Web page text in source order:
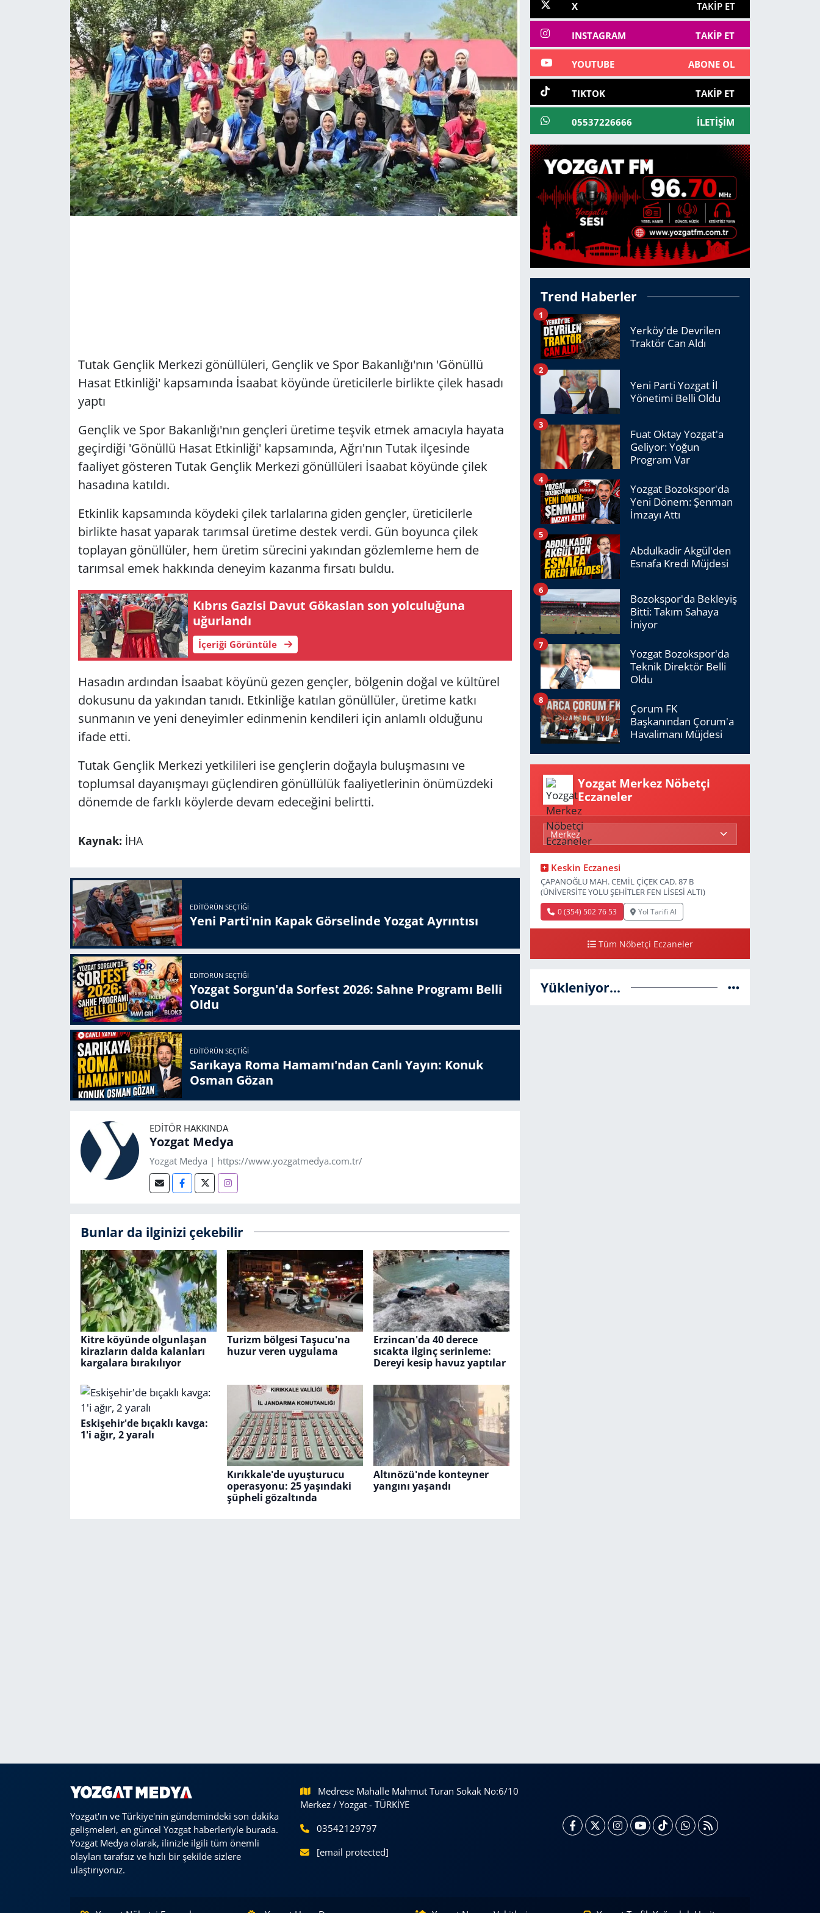
Tutak Gençlik Merkezi gönüllüleri, Gençlik ve Spor Bakanlığı'nın 'Gönüllü
Hasat Etkinliği' kapsamında İsaabat köyünde üreticilerle birlikte çilek hasadı
yaptı
Gençlik ve Spor Bakanlığı'nın gençleri üretime teşvik etmek amacıyla hayata
geçirdiği 'Gönüllü Hasat Etkinliği' kapsamında, Ağrı'nın Tutak ilçesinde
faaliyet gösteren Tutak Gençlik Merkezi gönüllüleri İsaabat köyünde çilek
hasadına katıldı.
Etkinlik kapsamında köydeki çilek tarlalarına giden gençler, üreticilerle
birlikte hasat yaparak tarımsal üretime destek verdi. Gün boyunca çilek
toplayan gönüllüler, hem üretim sürecini yakından gözlemleme hem de
tarımsal emek hakkında deneyim kazanma fırsatı buldu.
Kıbrıs Gazisi Davut Gökaslan son yolculuğuna
uğurlandı
İçeriği Görüntüle
Hasadın ardından İsaabat köyünü gezen gençler, bölgenin doğal ve kültürel
dokusunu da yakından tanıdı. Etkinliğe katılan gönüllüler, üretime katkı
sunmanın ve yeni deneyimler edinmenin kendileri için anlamlı olduğunu
ifade etti.
Tutak Gençlik Merkezi yetkilileri ise gençlerin doğayla buluşmasını ve
toplumsal dayanışmayı güçlendiren gönüllülük faaliyetlerinin önümüzdeki
dönemde de farklı köylerde devam edeceğini belirtti.
Kaynak: İHA
EDITÖRÜN SEÇTIĞI
Yeni Parti'nin Kapak Görselinde Yozgat Ayrıntısı
EDITÖRÜN SEÇTIĞI
Yozgat Sorgun'da Sorfest 2026: Sahne Programı Belli
Oldu
EDITÖRÜN SEÇTIĞI
Sarıkaya Roma Hamamı'ndan Canlı Yayın: Konuk
Osman Gözan
EDITÖR HAKKINDA
Yozgat Medya
Yozgat Medya | https://www.yozgatmedya.com.tr/
Bunlar da ilginizi çekebilir
Kitre köyünde olgunlaşan
kirazların dalda kalanları
kargalara bırakılıyor
Turizm bölgesi Taşucu'na
huzur veren uygulama
Erzincan'da 40 derece
sıcakta ilginç serinleme:
Dereyi kesip havuz yaptılar
Eskişehir'de bıçaklı kavga:
1'i ağır, 2 yaralı
Kırıkkale'de uyuşturucu
operasyonu: 25 yaşındaki
şüpheli gözaltında
Altınözü'nde konteyner
yangını yaşandı
X TAKIP ET
INSTAGRAM TAKIP ET
YOUTUBE ABONE OL
TIKTOK TAKIP ET
05537226666 İLETIŞIM
Trend Haberler
Yerköy'de Devrilen
Traktör Can Aldı
1
Yeni Parti Yozgat İl
Yönetimi Belli Oldu
2
Fuat Oktay Yozgat'a
Geliyor: Yoğun
Program Var
3
Yozgat Bozokspor'da
Yeni Dönem: Şenman
İmzayı Attı
4
Abdulkadir Akgül'den
Esnafa Kredi Müjdesi
5
Bozokspor'da Bekleyiş
Bitti: Takım Sahaya
İniyor
6
Yozgat Bozokspor'da
Teknik Direktör Belli
Oldu
7
Çorum FK
Başkanından Çorum'a
Havalimanı Müjdesi
8
Yozgat Merkez Nöbetçi
Eczaneler
Keskin Eczanesi
ÇAPANOĞLU MAH. CEMİL ÇİÇEK CAD. 87 B
(ÜNİVERSİTE YOLU ŞEHİTLER FEN LİSESİ ALTI)
0 (354) 502 76 53 Yol Tarifi Al
Tüm Nöbetçi Eczaneler
Yükleniyor...
Yozgat'ın ve Türkiye'nin gündemindeki son dakika
gelişmeleri, en güncel Yozgat haberleriyle burada.
Yozgat Medya olarak, ilinizle ilgili tüm önemli
olayları tarafsız ve hızlı bir şekilde sizlere
ulaştırıyoruz.
Medrese Mahalle Mahmut Turan Sokak No:6/10
Merkez / Yozgat - TÜRKİYE
03542129797
[email protected]